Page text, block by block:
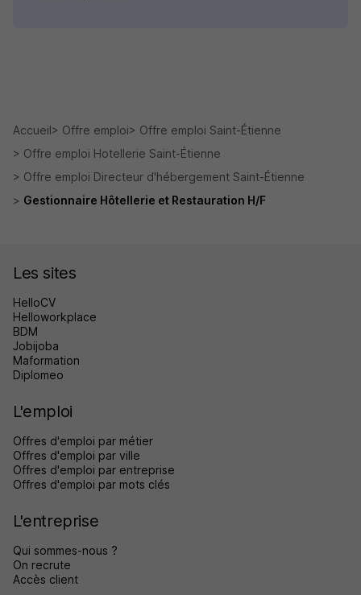
Accueil Offre emploi
Offre emploi Saint-Étienne
Offre emploi Hotellerie Saint-Étienne
Offre emploi Directeur d'hébergement Saint-Étienne
Gestionnaire Hôtellerie et Restauration H/F
Les sites
HelloCV
Helloworkplace
BDM
Jobijoba
Maformation
Diplomeo
L'emploi
Offres d'emploi par métier
Offres d'emploi par ville
Offres d'emploi par entreprise
Offres d'emploi par mots clés
L'entreprise
Qui sommes-nous ?
On recrute
Accès client